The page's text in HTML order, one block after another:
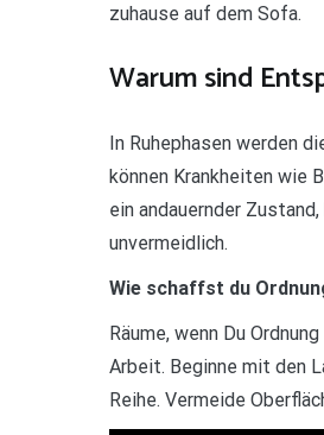
zuhause auf dem Sofa.
Warum sind
In Ruhephasen werden
können Krankheiten wie
ein andauernder
unvermeidlich.
Wie schaffst du
Räume, wenn Du
Arbeit. Beginne mit den
Reihe. Vermeide